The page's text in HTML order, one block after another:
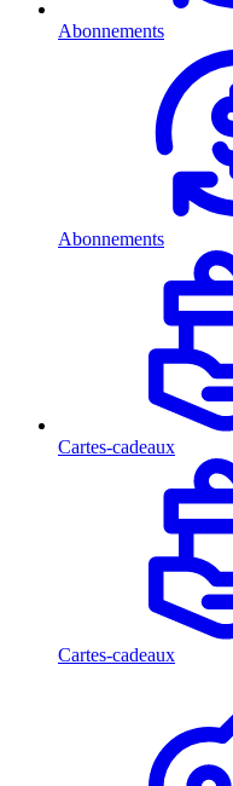
Abonnements
Abonnements
Cartes-cadeaux
Cartes-cadeaux